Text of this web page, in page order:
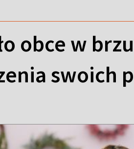
obce w
swoich